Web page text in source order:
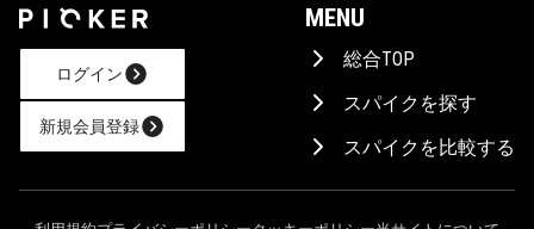
AIに相談！
ログイン
新規会員登録
MENU
総合TOP
スパイクを探す
スパイクを比較する